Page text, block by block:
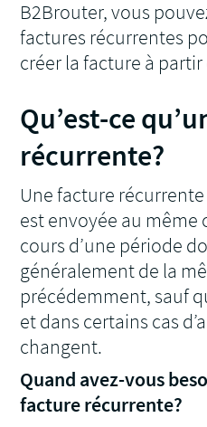
B2Brouter, vous
factures récurrentes
créer la facture à
Qu’est-ce
récurrente?
Une facture
est envoyée au même
cours d’une période
généralement de la
précédemment, sauf
et dans certains cas
changent.
Quand avez-vous
facture récurrente?